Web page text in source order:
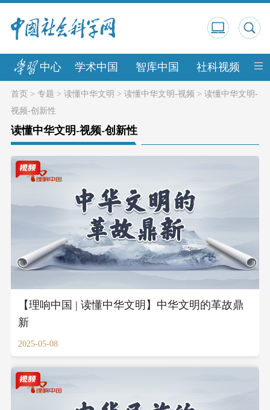
中心 学术中国 智库中国 社科视频 中
首页> 专题 > 读懂中华文明 > 读懂中华文明-视频 > 读懂中华文明-
视频-创新性
读懂中华文明-视频-创新性
【理响中国 | 读懂中华文明】中华文明的革故鼎
新
2025-05-08